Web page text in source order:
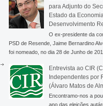
para Adjunto do
Estado da
Desenvolvimento
O ex-presidente da
PSD de Resende, Jaime Bernardino
foi nomeado, no dia 28 de Junho de
Entrevista ao CIR
Independentes por
(Álvaro Matos de
Encontramo-nos a
ano das eleições